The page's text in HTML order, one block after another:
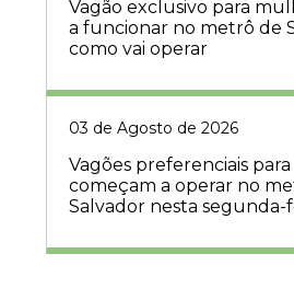
Vagão exclusivo para
a funcionar no metrô de
como vai operar
03 de Agosto de 2026
Vagões preferenciais
começam a operar no
Salvador nesta segunda-